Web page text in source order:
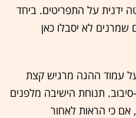
ידנית על התפריטים. ביחד
שמרנים לא יסבלו כאן
עמוד ההגה מרגיש קצת
תנוחת הישיבה מלפנים
אם כי הראות לאחור